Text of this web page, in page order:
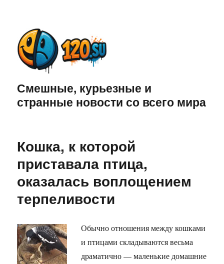
Смешные, курьезные и
странные новости со всего мира
Кошка, к которой
приставала птица,
оказалась воплощением
терпеливости
Обычно отношения между кошками
и птицами складываются весьма
драматично — маленькие домашние